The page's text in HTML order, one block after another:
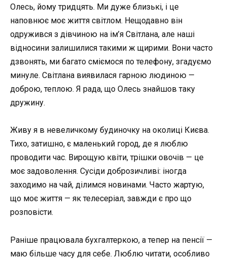
Олесь, йому тридцять. Ми дуже близькі, і це
наповнює моє життя світлом. Нещодавно він
одружився з дівчиною на ім’я Світлана, але наші
відносини залишилися такими ж щирими. Вони часто
дзвонять, ми багато сміємося по телефону, згадуємо
минуле. Світлана виявилася гарною людиною —
доброю, теплою. Я рада, що Олесь знайшов таку
дружину.
Живу я в невеличкому будиночку на околиці Києва.
Тихо, затишно, є маленький город, де я люблю
проводити час. Вирощую квіти, трішки овочів — це
моє задоволення. Сусіди доброзичливі: іногда
заходимо на чай, ділимся новинами. Часто жартую,
що моє життя — як телесеріал, завжди є про що
розповісти.
Раніше працювала бухгалтеркою, а тепер на пенсії —
маю більше часу для себе. Люблю читати, особливо